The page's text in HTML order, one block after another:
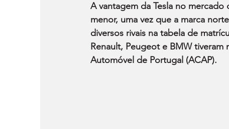
A vantagem da Tesla no
menor, uma vez que a marca
diversos rivais na tabela de
Renault, Peugeot e BMW
Automóvel de Portugal (ACAP).